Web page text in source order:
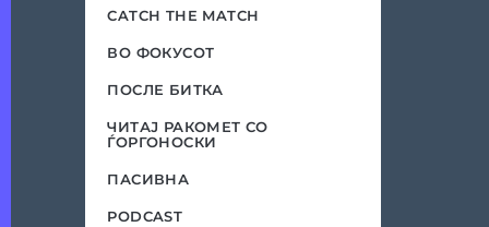
CATCH THE MATCH
ВО ФОКУСОТ
ПОСЛЕ БИТКА
ЧИТАЈ РАКОМЕТ СО
ЃОРГОНОСКИ
ПАСИВНА
PODCAST